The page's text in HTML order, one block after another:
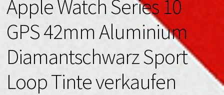
Apple Watch Series 10
GPS 42mm Aluminium
Diamantschwarz Sport
Loop Tinte verkaufen